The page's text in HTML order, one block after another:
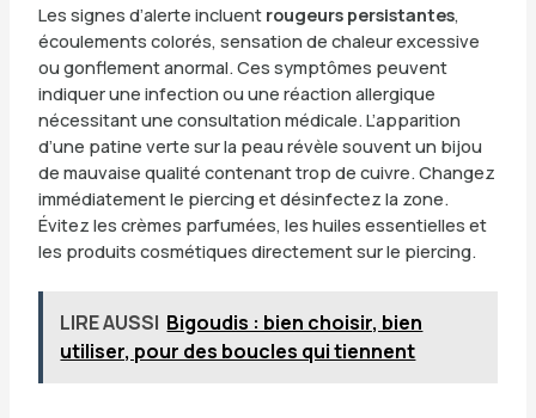
Les signes d’alerte incluent rougeurs persistantes,
écoulements colorés, sensation de chaleur excessive
ou gonflement anormal. Ces symptômes peuvent
indiquer une infection ou une réaction allergique
nécessitant une consultation médicale. L’apparition
d’une patine verte sur la peau révèle souvent un bijou
de mauvaise qualité contenant trop de cuivre. Changez
immédiatement le piercing et désinfectez la zone.
Évitez les crèmes parfumées, les huiles essentielles et
les produits cosmétiques directement sur le piercing.
LIRE AUSSI Bigoudis : bien choisir, bien
utiliser, pour des boucles qui tiennent